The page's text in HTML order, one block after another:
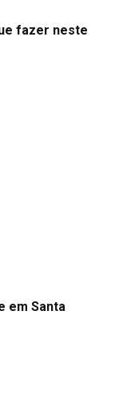
fazer neste
em Santa